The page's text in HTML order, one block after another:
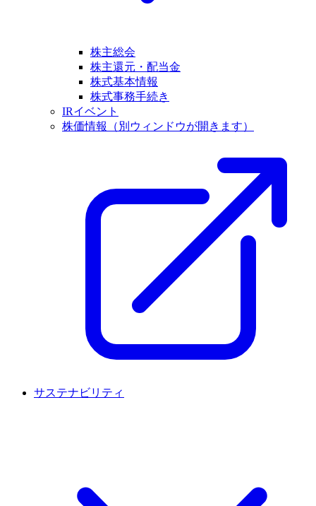
株主総会
株主還元・配当金
株式基本情報
株式事務手続き
IRイベント
株価情報
（別ウィンドウが開きます）
サステナビリティ